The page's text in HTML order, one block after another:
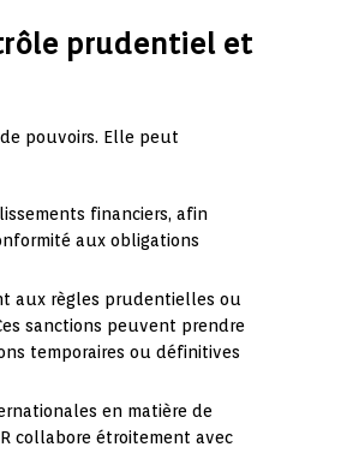
prudentiel et
pouvoirs. Elle peut
financiers, afin
aux obligations
aux règles prudentielles ou
sanctions peuvent prendre
temporaires ou définitives
en matière de
collabore étroitement avec